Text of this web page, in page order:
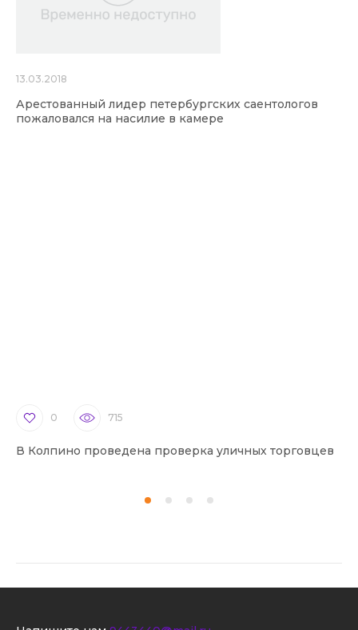
13.03.2018
Арестованный лидер петербургских саентологов
пожаловался на насилие в камере
0 715
В Колпино проведена проверка уличных торговцев